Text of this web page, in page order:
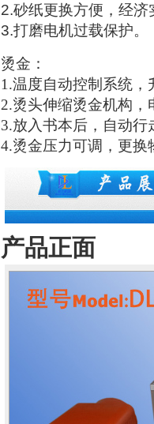
2.砂纸更换方便，经济
3.打磨电机过载保护。
烫金：
1.温度自动控制系统，
2.烫头伸缩烫金机构
3.放入书本后，自动行
4.烫金压力可调，更
产品正面